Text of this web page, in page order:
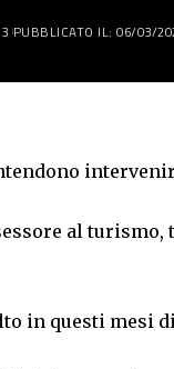
PUBBLICATO IL: 06/03/
al
in questi mesi